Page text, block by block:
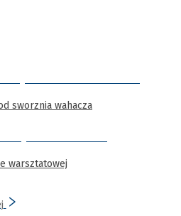
sworznia wahacza
warsztatowej